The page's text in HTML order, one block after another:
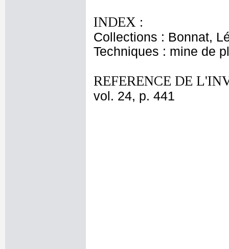
INDEX :
Collections : Bonnat,
Techniques : mine de
REFERENCE DE
vol. 24, p. 441